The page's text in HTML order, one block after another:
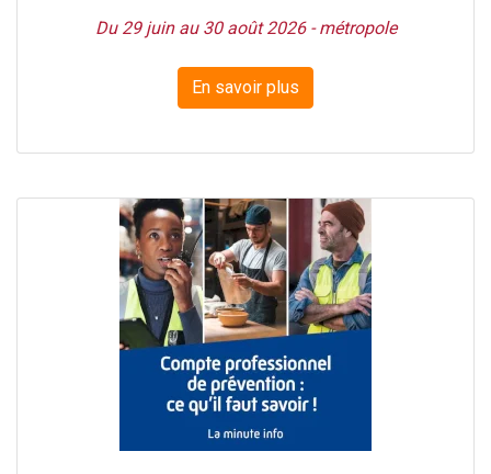
Du 29 juin au 30 août 2026 - métropole
En savoir plus